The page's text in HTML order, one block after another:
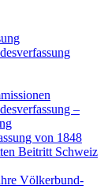
–
von 1848
Beitritt Schweiz
Völkerbund-